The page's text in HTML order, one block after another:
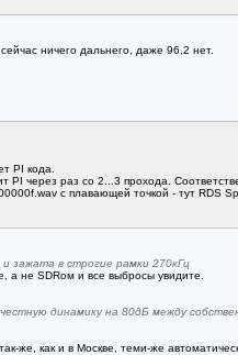
ничего дальнего, даже 96,2 нет.
PI кода.
через раз со 2...3 прохода.
с плавающей точкой - тут RDS
зажата в строгие рамки 270кГц
не SDRом и все выбросы увидите.
динамику на 80дБ между
же, как и в Москве, теми-же